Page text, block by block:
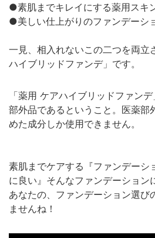
●素肌までキレイにする薬用スキ
●美しい仕上がりのファンデーシ
一見、相入れないこの二つを両立
ハイブリッドファンデ」です。
「薬用 ケアハイブリッドファン
部外品であるということ。医薬部
めた成分しか使用できません。
素肌までケアする『ファンデーシ
に良い』そんなファンデーション
あなたの、ファンデーション選び
ませんね！